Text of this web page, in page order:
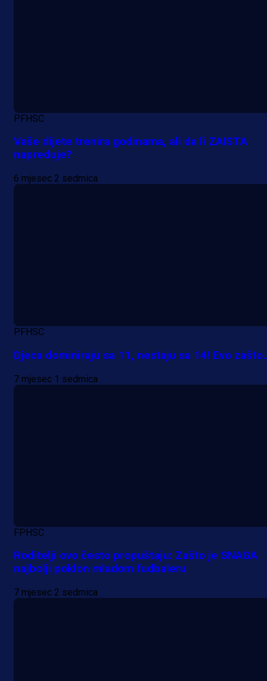
evropska takmičenja i preuzmi
bonus dobrodošlice!
1 dan 5 h
PFHSC
Vaše dijete trenira godinama, ali da li ZAISTA
napreduje?
6 mjesec 2 sedmica
PFHSC
Djeca dominiraju sa 11, nestaju sa 14! Evo
7 mjesec 1 sedmica
FPHSC
Roditelji ovo često propuštaju: Zašto je SNAGA
najbolji poklon mladom fudbaleru
7 mjesec 2 sedmica